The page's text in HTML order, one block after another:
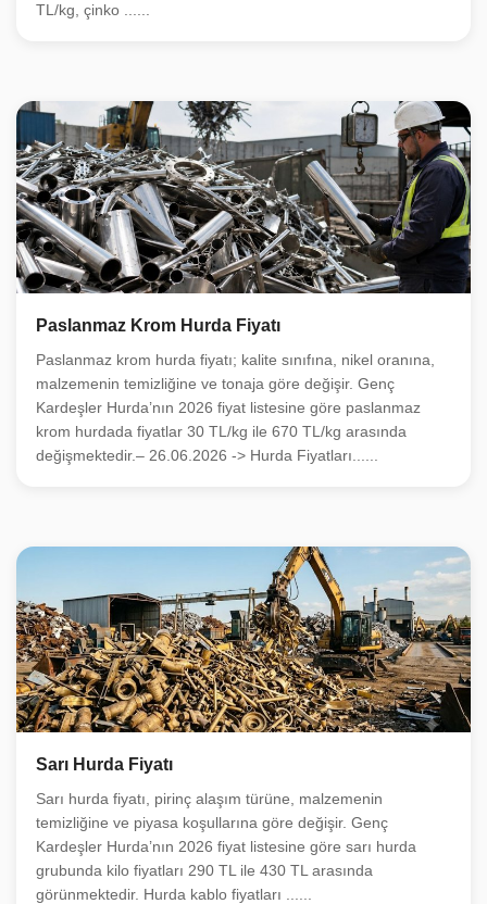
TL/kg, çinko ......
Paslanmaz Krom Hurda Fiyatı
Paslanmaz krom hurda fiyatı; kalite sınıfına, nikel oranına,
malzemenin temizliğine ve tonaja göre değişir. Genç
Kardeşler Hurda’nın 2026 fiyat listesine göre paslanmaz
krom hurdada fiyatlar 30 TL/kg ile 670 TL/kg arasında
değişmektedir.– 26.06.2026 -> Hurda Fiyatları......
Sarı Hurda Fiyatı
Sarı hurda fiyatı, pirinç alaşım türüne, malzemenin
temizliğine ve piyasa koşullarına göre değişir. Genç
Kardeşler Hurda’nın 2026 fiyat listesine göre sarı hurda
grubunda kilo fiyatları 290 TL ile 430 TL arasında
görünmektedir. Hurda kablo fiyatları ......